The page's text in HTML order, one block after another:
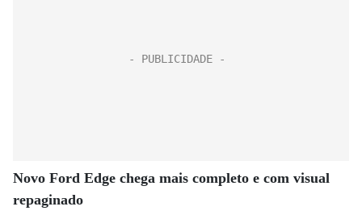
Novo Ford Edge chega mais completo e com visual
repaginado